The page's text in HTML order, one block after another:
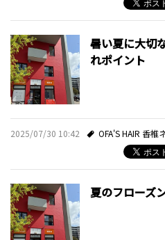
お知らせ
スタッフブログ
暑い夏に大切
れポイント
2025/07/30 10:42 OFA'S HAIR 香椎
夏のフローズ